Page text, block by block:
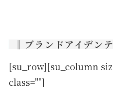
‖ブランドアイデンテ
[su_row][su_column
class=""]